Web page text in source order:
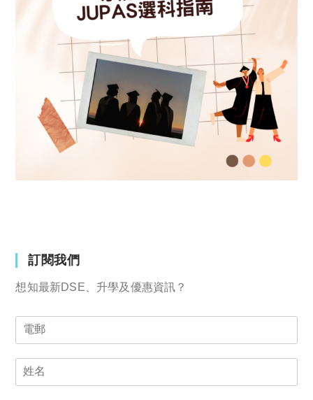
訂閱我們
想知最新DSE、升學及優惠資訊？